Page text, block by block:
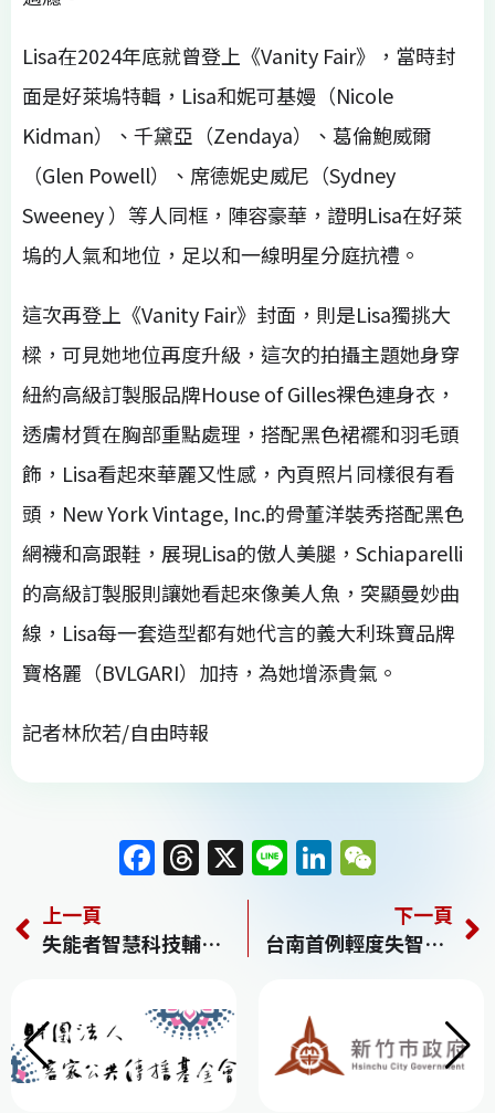
Lisa在2024年底就曾登上《Vanity Fair》，當時封
面是好萊塢特輯，Lisa和妮可基嫚（Nicole
Kidman）、千黛亞（Zendaya）、葛倫鮑威爾
（Glen Powell）、席德妮史威尼（Sydney
Sweeney ）等人同框，陣容豪華，證明Lisa在好萊
塢的人氣和地位，足以和一線明星分庭抗禮。
這次再登上《Vanity Fair》封面，則是Lisa獨挑大
樑，可見她地位再度升級，這次的拍攝主題她身穿
紐約高級訂製服品牌House of Gilles裸色連身衣，
透膚材質在胸部重點處理，搭配黑色裙襬和羽毛頭
飾，Lisa看起來華麗又性感，內頁照片同樣很有看
頭，New York Vintage, Inc.的骨董洋裝秀搭配黑色
網襪和高跟鞋，展現Lisa的傲人美腿，Schiaparelli
的高級訂製服則讓她看起來像美人魚，突顯曼妙曲
線，Lisa每一套造型都有她代言的義大利珠寶品牌
寶格麗（BVLGARI）加持，為她增添貴氣。
記者林欣若/自由時報
F
c
e
b
o
o
T
re
a
d
s
X Li
e
Li
k
e
n
e
C
h
上一頁
失能者智慧科技輔具租賃補助7/1上路 最高補助6萬元
下一頁
台南首例輕度失智新藥施打滿週年 家人：喜見患者正向改變